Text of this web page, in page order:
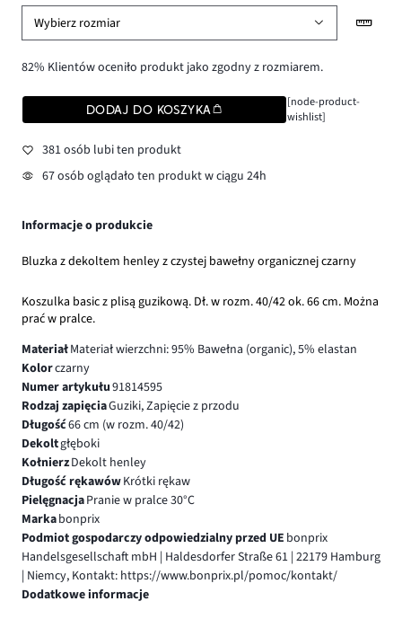
Wybierz rozmiar
82% Klientów oceniło produkt jako zgodny z rozmiarem.
DODAJ DO KOSZYKA
[node-product-
wishlist]
381 osób lubi ten produkt
67 osób oglądało ten produkt w ciągu 24h
Informacje o produkcie
Bluzka z dekoltem henley z czystej bawełny organicznej czarny
Koszulka basic z plisą guzikową. Dł. w rozm. 40/42 ok. 66 cm. Można
prać w pralce.
MateriałMateriał wierzchni: 95% Bawełna (organic), 5% elastan
Kolorczarny
Numer artykułu91814595
Rodzaj zapięciaGuziki, Zapięcie z przodu
Długość66 cm (w rozm. 40/42)
Dekoltgłęboki
KołnierzDekolt henley
Długość rękawówKrótki rękaw
PielęgnacjaPranie w pralce 30°C
Markabonprix
Podmiot gospodarczy odpowiedzialny przed UE bonprix
Handelsgesellschaft mbH | Haldesdorfer Straße 61 | 22179 Hamburg
| Niemcy, Kontakt: https://www.bonprix.pl/pomoc/kontakt/
Dodatkowe informacje